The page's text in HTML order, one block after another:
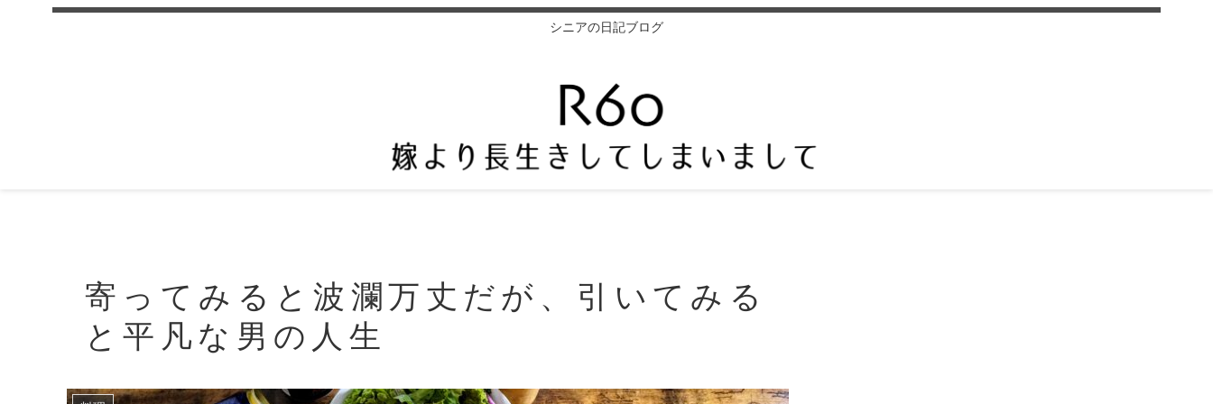
シニアの日記ブログ
寄ってみると波瀾万丈だが、引いてみる
と平凡な男の人生